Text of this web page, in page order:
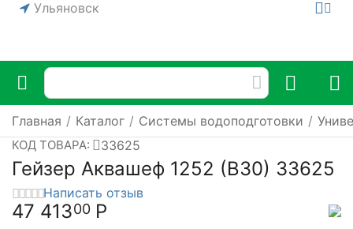
Ульяновск
Главная / Каталог / Системы водоподготовки /
КОД ТОВАРА: 33625
Гейзер Аквашеф 1252 (В30) 33625
Написать отзыв
47 41300 Р